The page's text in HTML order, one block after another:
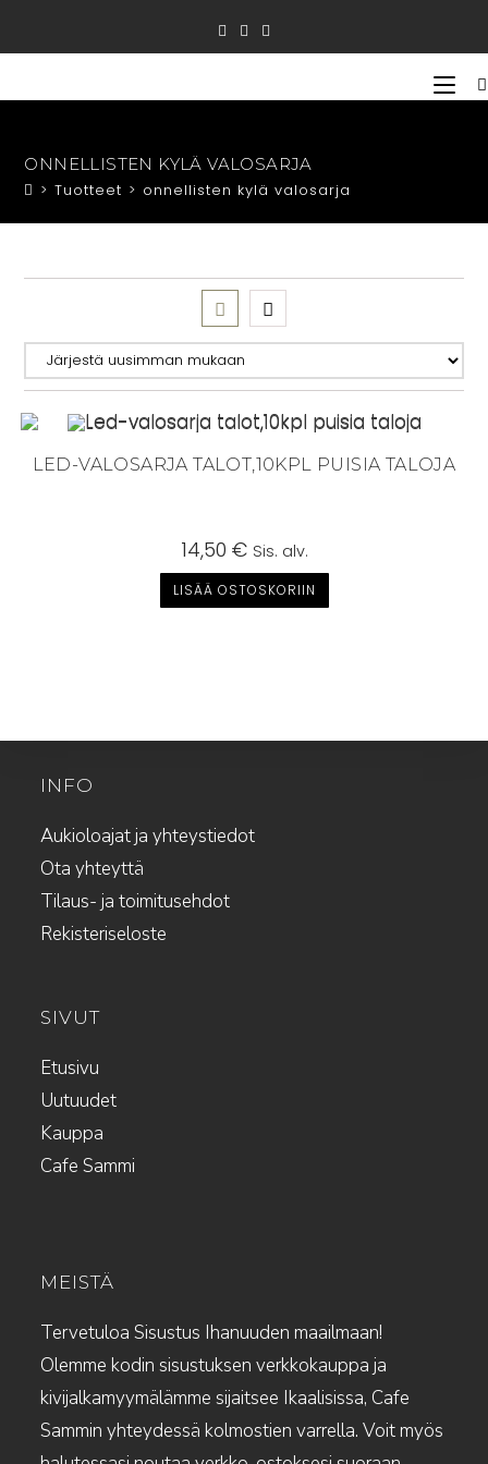
ONNELLISTEN KYLÄ VALOSARJA
> Tuotteet > onnellisten kylä valosarja
LED-VALOSARJA TALOT,10KPL PUISIA TALOJA
14,50 € Sis. alv.
LISÄÄ OSTOSKORIIN
INFO
Aukioloajat ja yhteystiedot
Ota yhteyttä
Tilaus- ja toimitusehdot
Rekisteriseloste
SIVUT
Etusivu
Uutuudet
Kauppa
Cafe Sammi
MEISTÄ
Tervetuloa Sisustus Ihanuuden maailmaan!
Olemme kodin sisustuksen verkkokauppa ja
kivijalkamyymälämme sijaitsee Ikaalisissa, Cafe
Sammin yhteydessä kolmostien varrella. Voit myös